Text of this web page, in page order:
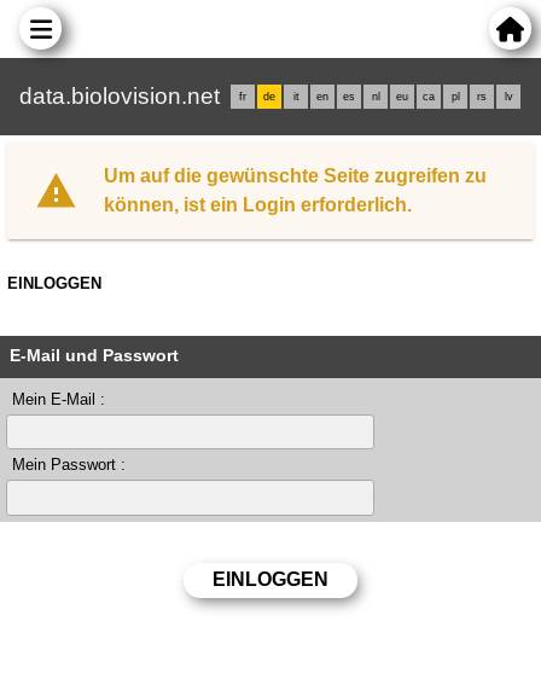
data.biolovision.net fr de it en es nl eu ca pl rs lv
Um auf die gewünschte Seite zugreifen zu
können, ist ein Login erforderlich.
EINLOGGEN
E-Mail und Passwort
Mein E-Mail :
Mein Passwort :